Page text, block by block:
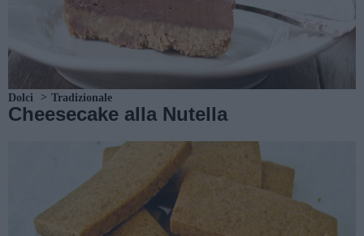
Dolci Tradizionale
Cheesecake alla Nutella